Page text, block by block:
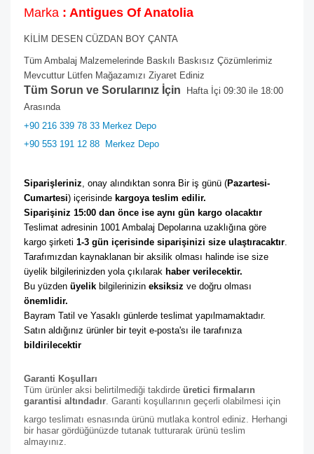
Marka : Antigues Of Anatolia
KİLİM DESEN CÜZDAN BOY ÇANTA
Tüm Ambalaj Malzemelerinde Baskılı Baskısız Çözümlerimiz
Mevcuttur Lütfen Mağazamızı Ziyaret Ediniz
Tüm Sorun ve Sorularınız İçin Hafta İçi 09:30 ile 18:00
Arasında
+90 216 339 78 33 Merkez Depo
+90 553 191 12 88 Merkez Depo
Siparişleriniz, onay alındıktan sonra Bir iş günü (Pazartesi-
Cumartesi) içerisinde kargoya teslim edilir.
Siparişiniz 15:00 dan önce ise aynı gün kargo olacaktır
Teslimat adresinin 1001 Ambalaj Depolarına uzaklığına göre
kargo şirketi 1-3 gün içerisinde siparişinizi size ulaştıracaktır.
Tarafımızdan kaynaklanan bir aksilik olması halinde ise size
üyelik bilgilerinizden yola çıkılarak haber verilecektir.
Bu yüzden üyelik bilgilerinizin eksiksiz
önemlidir.
Bayram Tatil ve Yasaklı günlerde teslimat yapılmamaktadır.
Satın aldığınız ürünler bir teyit e-posta'sı ile tarafınıza
bildirilecektir
Garanti Koşulları
Tüm ürünler aksi belirtilmediği takdirde üretici firmaların
garantisi altındadır. Garanti koşullarının geçerli olabilmesi için
kargo teslimatı esnasında ürünü mutlaka kontrol ediniz. Herhangi
bir hasar gördüğünüzde tutanak tutturarak ürünü teslim
almayınız.